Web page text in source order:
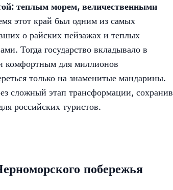
теплым морем, величественными
этот край был одним из самых
о райских пейзажах и теплых
Тогда государство вкладывало в
и комфортным для миллионов
только на знаменитые мандарины.
сложный этап трансформации, сохранив
российских туристов.
побережья